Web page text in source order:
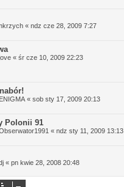
« ndz cze 28, 2009 7:27
« śr cze 10, 2009 22:23
ENIGMA « sob sty 17, 2009 20:13
Polonii 91
« ndz sty 11, 2009 13:13
« pn kwie 28, 2008 20:48